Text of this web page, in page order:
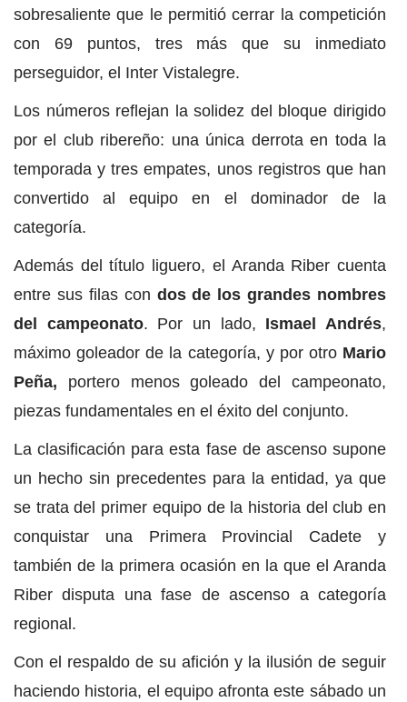
sobresaliente que le permitió cerrar la competición
con 69 puntos, tres más que su inmediato
perseguidor, el Inter Vistalegre.
Los números reflejan la solidez del bloque dirigido
por el club ribereño: una única derrota en toda la
temporada y tres empates, unos registros que han
convertido al equipo en el dominador de la
categoría.
Además del título liguero, el Aranda Riber cuenta
entre sus filas con dos de los grandes nombres
del campeonato. Por un lado, Ismael Andrés,
máximo goleador de la categoría, y por otro Mario
Peña, portero menos goleado del campeonato,
piezas fundamentales en el éxito del conjunto.
La clasificación para esta fase de ascenso supone
un hecho sin precedentes para la entidad, ya que
se trata del primer equipo de la historia del club en
conquistar una Primera Provincial Cadete y
también de la primera ocasión en la que el Aranda
Riber disputa una fase de ascenso a categoría
regional.
Con el respaldo de su afición y la ilusión de seguir
haciendo historia, el equipo afronta este sábado un